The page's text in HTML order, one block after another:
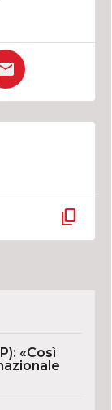
content_copy
«Così